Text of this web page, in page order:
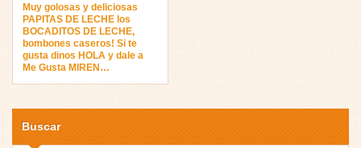
Muy golosas y deliciosas
PAPITAS DE LECHE los
BOCADITOS DE LECHE,
bombones caseros! Si te
gusta dinos HOLA y dale a
Me Gusta MIREN…
Buscar